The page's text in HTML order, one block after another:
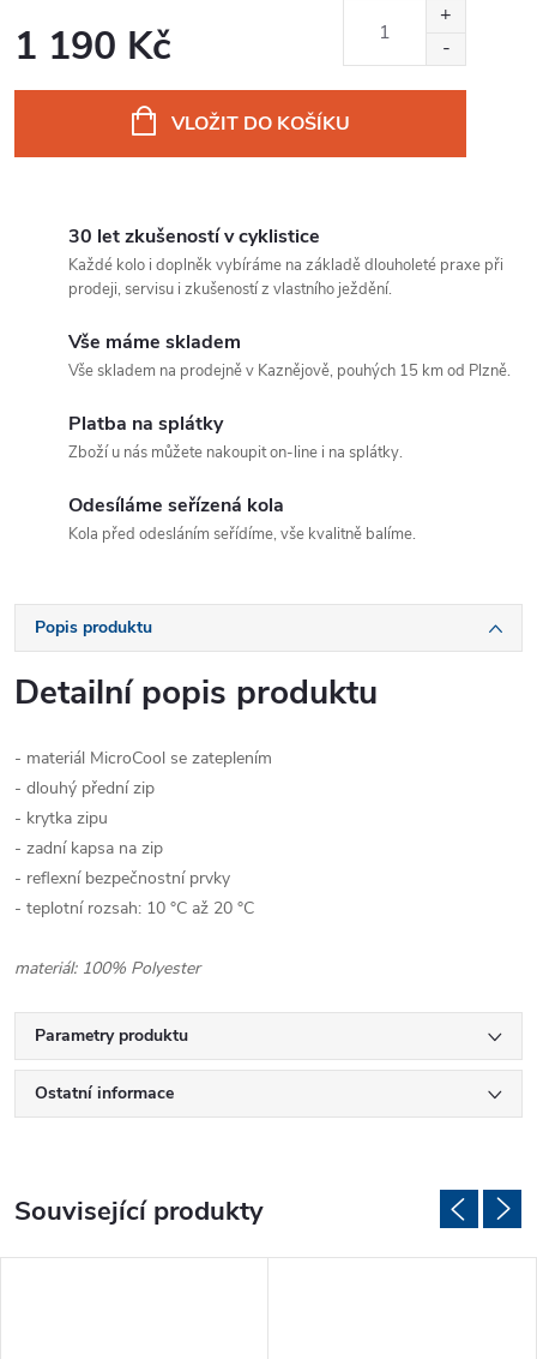
1 190 Kč
VLOŽIT DO KOŠÍKU
30 let zkušeností v cyklistice
Každé kolo i doplněk vybíráme na základě dlouholeté praxe při
prodeji, servisu i zkušeností z vlastního ježdění.
Vše máme skladem
Vše skladem na prodejně v Kaznějově, pouhých 15 km od Plzně.
Platba na splátky
Zboží u nás můžete nakoupit on-line i na splátky.
Odesíláme seřízená kola
Kola před odesláním seřídíme, vše kvalitně balíme.
Popis produktu
Detailní popis produktu
- materiál MicroCool se zateplením
- dlouhý přední zip
- krytka zipu
- zadní kapsa na zip
- reflexní bezpečnostní prvky
- teplotní rozsah: 10 °C až 20 °C
materiál: 100% Polyester
Parametry produktu
Ostatní informace
Související produkty